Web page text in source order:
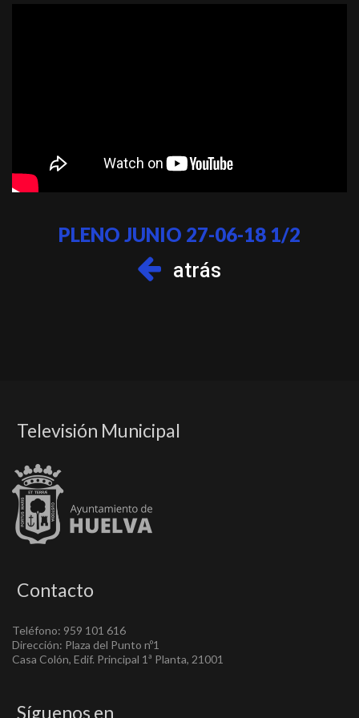
PLENO JUNIO 27-06-18 1/2
atrás
Televisión Municipal
Contacto
Teléfono: 959 101 616
Dirección: Plaza del Punto nº1
Casa Colón, Edif. Principal 1ª Planta, 21001
Síguenos en